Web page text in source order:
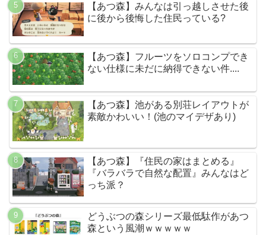
【あつ森】みんなは引っ越しさせた後
に後から後悔した住民っている?
【あつ森】フルーツをソロコンプでき
ない仕様に未だに納得できない件....
【あつ森】池がある別荘レイアウトが
素敵かわいい！(池のマイデザあり)
【あつ森】『住民の家はまとめる』
『バラバラで自然な配置』みんなはど
っち派？
どうぶつの森シリーズ最低駄作があつ
森という風潮ｗｗｗｗｗ